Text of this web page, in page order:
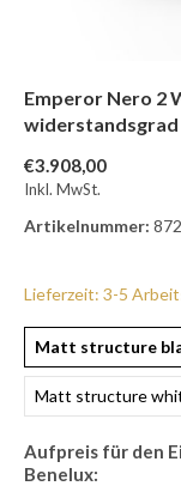
Emperor Nero 2
widerstandsgrad
€3.908,00
Inkl. MwSt.
Artikelnummer:
Lieferzeit: 3-5
Matt structure
Matt structure
Aufpreis für den
Benelux: